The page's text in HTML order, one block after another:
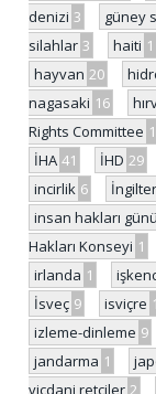
denizi 3 güney
silahlar 3 haiti 1
hayvan 20
nagasaki 16
Rights Committee 1
İHA 41 İHD 29
incirlik 6
insan hakları günü
Hakları Konseyi 1
irlanda 1
İsveç 9 isviçre
izleme-dinleme 9
jandarma 1
vicdani retçiler 2